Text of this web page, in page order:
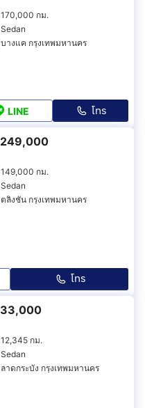
170,000 กม.
Sedan
บางแค กรุงเทพมหานคร
LINE โทร
249,000
149,000 กม.
Sedan
ตลิ่งชัน กรุงเทพมหานคร
โทร
33,000
12,345 กม.
Sedan
ลาดกระบัง กรุงเทพมหานคร